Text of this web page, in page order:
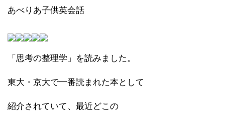
あべりあ子供英会話
「思考の整理学」を読みました。
東大・京大で一番読まれた本として
紹介されていて、最近どこの